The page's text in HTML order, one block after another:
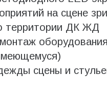
на сцене
территории ДК ЖД
сцены и